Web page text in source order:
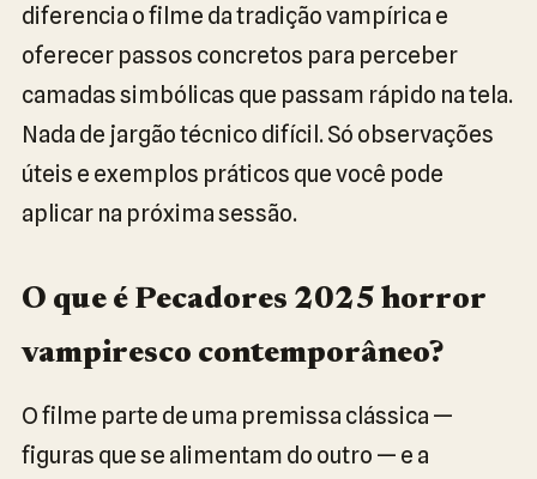
diferencia o filme da tradição vampírica e
oferecer passos concretos para perceber
camadas simbólicas que passam rápido na tela.
Nada de jargão técnico difícil. Só observações
úteis e exemplos práticos que você pode
aplicar na próxima sessão.
O que é Pecadores 2025 horror
vampiresco contemporâneo?
O filme parte de uma premissa clássica —
figuras que se alimentam do outro — e a